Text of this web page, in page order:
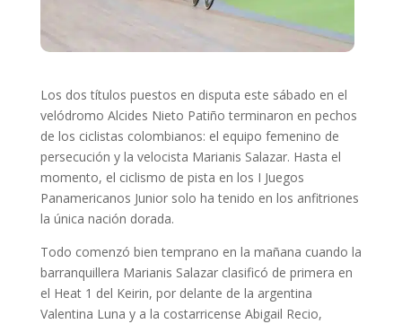
Los dos títulos puestos en disputa este sábado en el
velódromo Alcides Nieto Patiño terminaron en pechos
de los ciclistas colombianos: el equipo femenino de
persecución y la velocista Marianis Salazar. Hasta el
momento, el ciclismo de pista en los I Juegos
Panamericanos Junior solo ha tenido en los anfitriones
la única nación dorada.
Todo comenzó bien temprano en la mañana cuando la
barranquillera Marianis Salazar clasificó de primera en
el Heat 1 del Keirin, por delante de la argentina
Valentina Luna y a la costarricense Abigail Recio,